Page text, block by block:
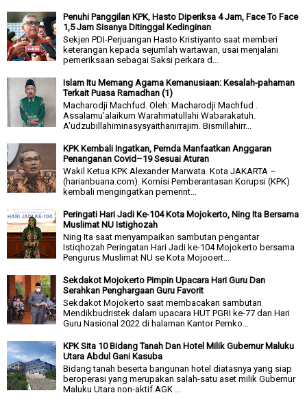
Penuhi Panggilan KPK, Hasto Diperiksa 4 Jam, Face To Face
1,5 Jam Sisanya Ditinggal Kedinginan
Sekjen PDI-Perjuangan Hasto Kristiyanto saat memberi
keterangan kepada sejumlah wartawan, usai menjalani
pemeriksaan sebagai Saksi perkara d...
Islam Itu Memang Agama Kemanusiaan: Kesalah-pahaman
Terkait Puasa Ramadhan (1)
Macharodji Machfud. Oleh: Macharodji Machfud .
Assalamu’alaikum Warahmatullahi Wabarakatuh.
A’udzubillahiminasysyaithanirrajim. Bismillahirr...
KPK Kembali Ingatkan, Pemda Manfaatkan Anggaran
Penanganan Covid–19 Sesuai Aturan
Wakil Ketua KPK Alexander Marwata. Kota JAKARTA –
(harianbuana.com). Komisi Pemberantasan Korupsi (KPK)
kembali mengingatkan pemerint...
Peringati Hari Jadi Ke-104 Kota Mojokerto, Ning Ita Bersama
Muslimat NU Istighozah
Ning Ita saat menyampaikan sambutan pengantar
Istiqhozah Peringatan Hari Jadi ke-104 Mojokerto bersama
Pengurus Muslimat NU se Kota Mojooert...
Sekdakot Mojokerto Pimpin Upacara Hari Guru Dan
Serahkan Penghargaan Guru Favorit
Sekdakot Mojokerto saat membacakan sambutan
Mendikbudristek dalam upacara HUT PGRI ke-77 dan Hari
Guru Nasional 2022 di halaman Kantor Pemko...
KPK Sita 10 Bidang Tanah Dan Hotel Milik Gubernur Maluku
Utara Abdul Gani Kasuba
Bidang tanah beserta bangunan hotel diatasnya yang siap
beroperasi yang merupakan salah-satu aset milik Gubernur
Maluku Utara non-aktif AGK ...